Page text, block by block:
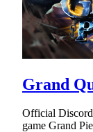
Grand
Official
game Grand